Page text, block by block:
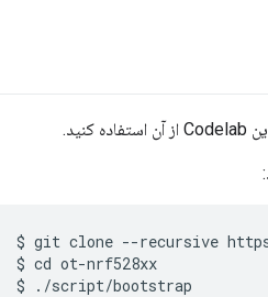
$ git clone --recursive
$ cd ot-nrf528xx